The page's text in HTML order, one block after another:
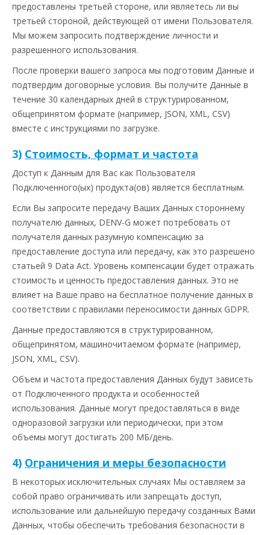
предоставлены третьей стороне, или являетесь ли вы
третьей стороной, действующей от имени Пользователя.
Мы можем запросить подтверждение личности и
разрешенного использования.
После проверки вашего запроса мы подготовим Данные и
подтвердим договорные условия. Вы получите Данные в
течение 30 календарных дней в структурированном,
общепринятом формате (например, JSON, XML, CSV)
вместе с инструкциями по загрузке.
3) Стоимость, формат и частота
Доступ к Данным для Вас как Пользователя
Подключенного(ых) продукта(ов) является бесплатным.
Если Вы запросите передачу Ваших Данных стороннему
получателю данных, DENV-G может потребовать от
получателя данных разумную компенсацию за
предоставление доступа или передачу, как это разрешено
статьей 9 Data Act. Уровень компенсации будет отражать
стоимость и ценность предоставления данных. Это не
влияет на Ваше право на бесплатное получение данных в
соответствии с правилами переносимости данных GDPR.
Данные предоставляются в структурированном,
общепринятом, машиночитаемом формате (например,
JSON, XML, CSV).
Объем и частота предоставления Данных будут зависеть
от Подключенного продукта и особенностей
использования. Данные могут предоставляться в виде
одноразовой загрузки или периодически, при этом
объемы могут достигать 200 МБ/день.
4) Ограничения и меры безопасности
В некоторых исключительных случаях Мы оставляем за
собой право ограничивать или запрещать доступ,
использование или дальнейшую передачу созданных Вами
Данных, чтобы обеспечить требования безопасности в